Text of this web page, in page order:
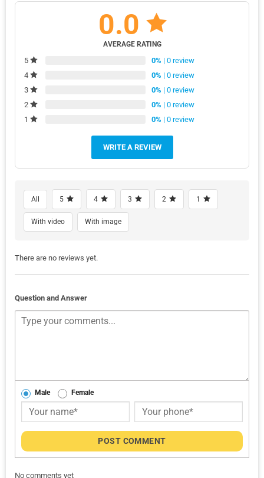
0.0
AVERAGE RATING
5 0% | 0 review
4
0% | 0 review
3
0% | 0 review
2
0% | 0 review
1
0% | 0 review
WRITE A REVIEW
All 5 4 3 2 1
With video With image
There are no reviews yet.
Question and Answer
Male Female
POST COMMENT
No comments yet